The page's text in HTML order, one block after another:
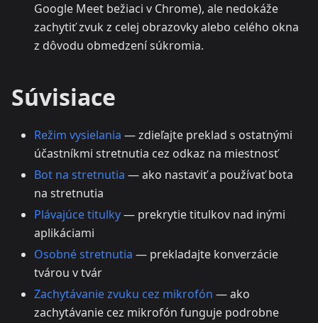
Google Meet bežiaci v Chrome), ale nedokáže
zachytiť zvuk z celej obrazovky alebo celého okna
z dôvodu obmedzení súkromia.
Súvisiace
Režim vysielania — zdieľajte preklad s ostatnými
účastníkmi stretnutia cez odkaz na miestnosť
Bot na stretnutia — ako nastaviť a používať bota
na stretnutia
Plávajúce titulky— prekrytie titulkov nad inými
aplikáciami
Osobné stretnutia — prekladajte konverzácie
tvárou v tvár
Zachytávanie zvuku cez mikrofón — ako
zachytávanie cez mikrofón funguje podrobne